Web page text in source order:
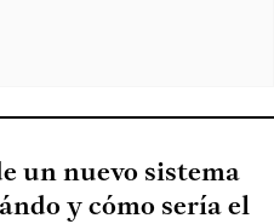
un nuevo sistema
y cómo sería el